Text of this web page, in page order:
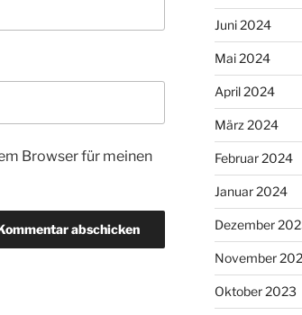
Browser für meinen
Juni 2024
Mai 2024
April 2024
März 2024
Februar 2024
Januar 2024
Dezember
November
Oktober 2023